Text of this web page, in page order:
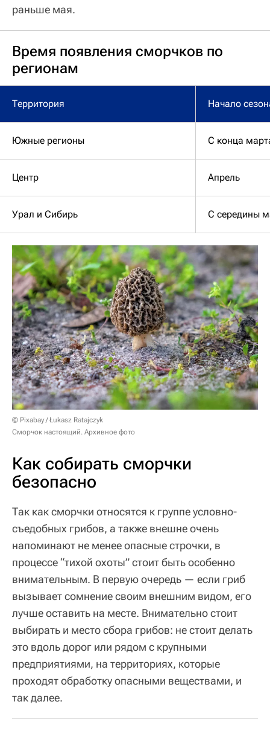
раньше мая.
Время появления сморчков по
регионам
Территория Начало
Южные регионы С конца
Центр Апрель
Урал и Сибирь С середины
© Pixabay / Łukasz Ratajczyk
Сморчок настоящий. Архивное фото
Как собирать сморчки
безопасно
Так как сморчки относятся к группе условно-
съедобных грибов, а также внешне очень
напоминают не менее опасные строчки, в
процессе “тихой охоты” стоит быть особенно
внимательным. В первую очередь — если гриб
вызывает сомнение своим внешним видом, его
лучше оставить на месте. Внимательно стоит
выбирать и место сбора грибов: не стоит делать
это вдоль дорог или рядом с крупными
предприятиями, на территориях, которые
проходят обработку опасными веществами, и
так далее.